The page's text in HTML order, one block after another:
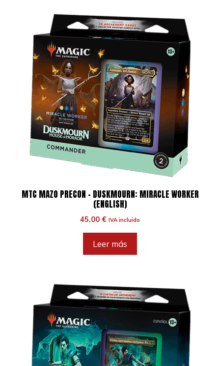
MTC MAZO PRECON – DUSKMOURN: MIRACLE WORKER
(ENGLISH)
45,00 € IVA incluido
Leer más